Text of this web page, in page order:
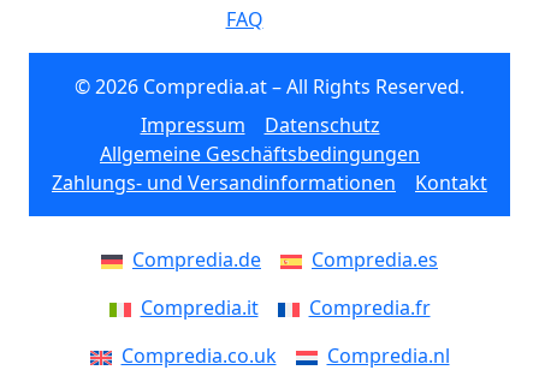
FAQ
© 2026 Compredia.at – All Rights Reserved.
Impressum
Datenschutz
Allgemeine Geschäftsbedingungen
Zahlungs- und Versandinformationen
Kontakt
Compredia.de
Compredia.es
Compredia.it
Compredia.fr
Compredia.co.uk
Compredia.nl